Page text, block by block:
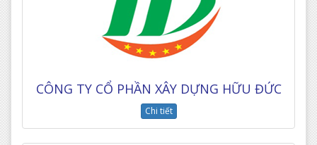
CÔNG TY CỔ PHẦN XÂY DỰNG HỮU ĐỨC
Chi tiết